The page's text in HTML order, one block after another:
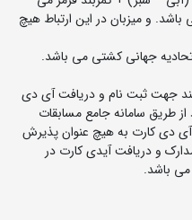
و میزبان در این ارتباط هیچ
جهانی کشتی می باشد.
جهت ثبت نام و دریافت آی دی
طریق سامانه جامع مسابقات
دی کارت به هیچ عنوان پذیرش
و دریافت آیدی کارت در